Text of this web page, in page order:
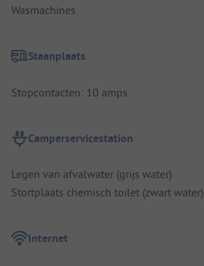
Wasmachines
Staanplaats
Stopcontacten: 10 amps
Camperservicestation
Legen van afvalwater (grijs water)
Stortplaats chemisch toilet (zwart water)
Internet